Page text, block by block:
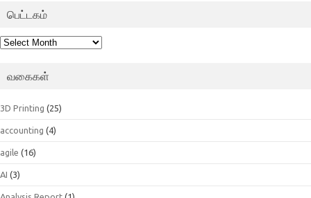
பெட்டகம்
பெட்டகம்
வகைகள்
3D Printing (25)
accounting (4)
agile (16)
AI (3)